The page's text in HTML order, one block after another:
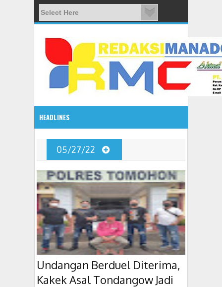
HEADLINES
08:03 AM
ADVETORIAL JONRU GANTIKAN MONO PIMPIN DPRD
05/27/22
Undangan Berduel Diterima,
Kakek Asal Tondangow Jadi